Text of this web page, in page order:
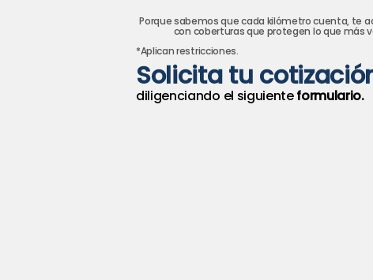
Porque sabemos que cada kilómetro cuenta, te
con coberturas que protegen lo que más
*Aplican restricciones.
Solicita tu
diligenciando el siguienteformulario.